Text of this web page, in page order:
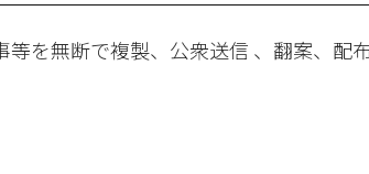
等を無断で複製、公衆送信 、翻案、配